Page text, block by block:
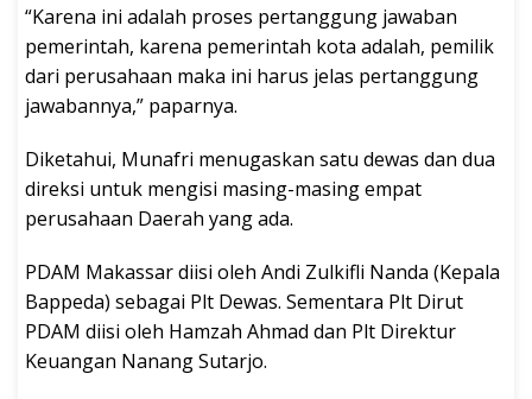
“Karena ini adalah proses pertanggung jawaban
pemerintah, karena pemerintah kota adalah, pemilik
dari perusahaan maka ini harus jelas pertanggung
jawabannya,” paparnya.
Diketahui, Munafri menugaskan satu dewas dan dua
direksi untuk mengisi masing-masing empat
perusahaan Daerah yang ada.
PDAM Makassar diisi oleh Andi Zulkifli Nanda (Kepala
Bappeda) sebagai Plt Dewas. Sementara Plt Dirut
PDAM diisi oleh Hamzah Ahmad dan Plt Direktur
Keuangan Nanang Sutarjo.